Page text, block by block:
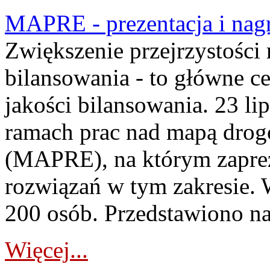
MAPRE - prezentacja i
Zwiększenie
bilansowania - to główne
jakości bilansowania. 23
ramach prac nad mapą
(MAPRE), na którym
rozwiązań w tym zakresie.
200 osób. Przedstawiono
Więcej...